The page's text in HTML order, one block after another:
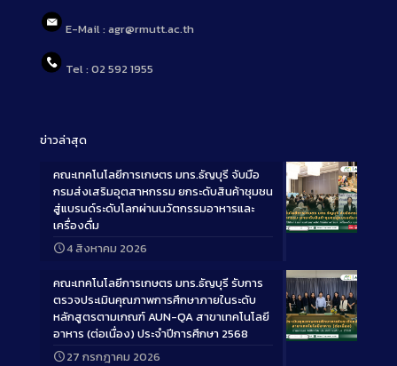
E-Mail : agr@rmutt.ac.th
Tel : 02 592 1955
ข่าวล่าสุด
Long
คณะเทคโนโลยีการเกษตร มทร.ธัญบุรี จับมือ
กรมส่งเสริมอุตสาหกรรม ยกระดับสินค้าชุมชน
สู่แบรนด์ระดับโลกผ่านนวัตกรรมอาหารและ
เครื่องดื่ม
4 สิงหาคม 2026
Long
คณะเทคโนโลยีการเกษตร มทร.ธัญบุรี รับการ
ตรวจประเมินคุณภาพการศึกษาภายในระดับ
หลักสูตรตามเกณฑ์ AUN-QA สาขาเทคโนโลยี
อาหาร (ต่อเนื่อง) ประจำปีการศึกษา 2568
27 กรกฎาคม 2026